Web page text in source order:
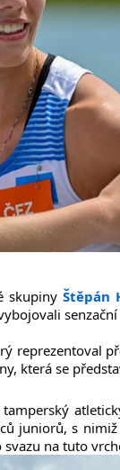
skupiny Štěpán
reprezentoval
která se
juniorů, s
na tuto